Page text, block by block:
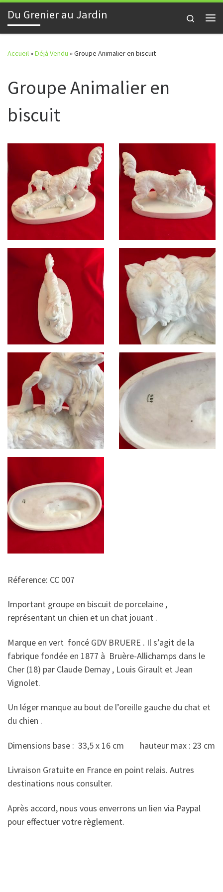
Skip to content
Du Grenier au Jardin
Search
Accueil»Déjà Vendu »Groupe Animalier en biscuit
Groupe Animalier en
biscuit
Réference: CC 007
Important groupe en biscuit de porcelaine ,
représentant un chien et un chat jouant .
Marque en vert foncé GDV BRUERE . Il s’agit de la
fabrique fondée en 1877 à Bruère-Allichamps dans le
Cher (18) par Claude Demay , Louis Girault et Jean
Vignolet.
Un léger manque au bout de l’oreille gauche du chat et
du chien .
Dimensions base : 33,5 x 16 cm hauteur max : 23 cm
Livraison Gratuite en France en point relais. Autres
destinations nous consulter.
Après accord, nous vous enverrons un lien via Paypal
pour effectuer votre règlement.